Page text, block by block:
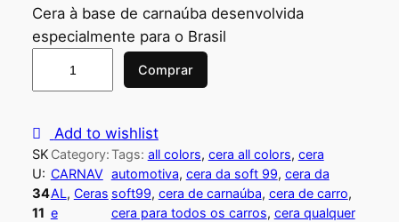
Cera à base de carnaúba desenvolvida
especialmente para o Brasil
Comprar
Add to wishlist
SK
U:
34
11
Category:
CARNAV
AL, Ceras
e
Tags: all colors, cera all colors, cera
automotiva, cera da soft 99, cera da
soft99, cera de carnaúba, cera de carro
cera para todos os carros, cera qualquer